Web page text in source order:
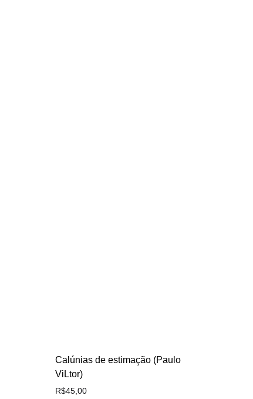
Calúnias de estimação (Paulo
ViLtor)
R$45,00